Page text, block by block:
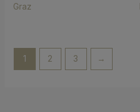
Graz
1 2 3 →